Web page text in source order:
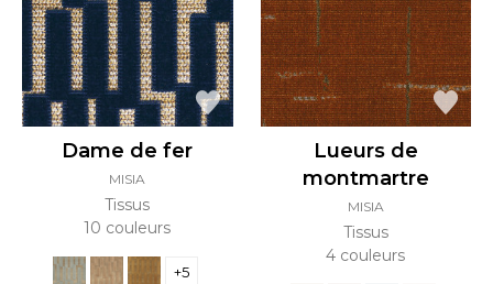
Dame de fer
MISIA
Tissus
10 couleurs
+5
Lueurs de
montmartre
MISIA
Tissus
4 couleurs